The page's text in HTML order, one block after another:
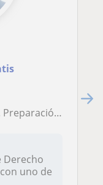
de oposiciones
Derecho
uno de